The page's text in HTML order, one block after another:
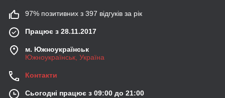
97% позитивних з 397 відгуків за рік
Працює з 28.11.2017
м. Южноукраїнськ
Южноукраїнськ, Україна
Контакти
Сьогодні працює з 09:00 до 21:00